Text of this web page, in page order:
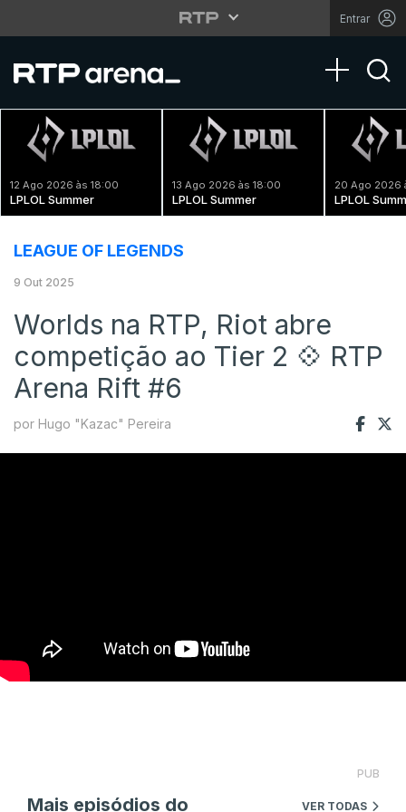
Entrar
Toggle
12 Ago 2026 às 18:00
LPLOL Summer
13 Ago 2026 às 18:00
LPLOL Summer
20 Ago 2026
LPLOL
LEAGUE OF LEGENDS
9 Out 2025
Worlds na RTP, Riot abre
competição ao Tier 2 💠 RTP
Arena Rift #6
por Hugo "Kazac" Pereira
PUB
Mais episódios do
VER TODAS